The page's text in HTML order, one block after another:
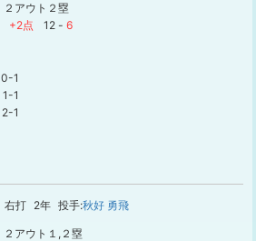
２アウト２塁
+2点
12 - 6
0-1
1-1
2-1
右打 2年 投手:秋好 勇飛
２アウト１,２塁